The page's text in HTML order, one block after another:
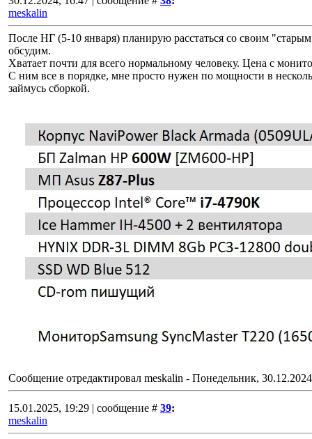
meskalin
После НГ (5-10 января) планирую расстаться со своим
обсудим.
Хватает почти для всего нормальному человеку. Цена с
С ним все в порядке, мне просто нужен по мощности в
займусь сборкой.
Сообщение отредактировал meskalin - Понедельник,
15.01.2025, 19:29 | сообщение # 39:
meskalin